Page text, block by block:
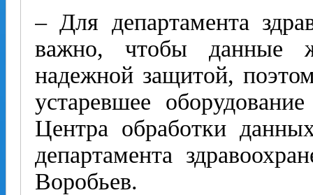
– Для департамента
важно, чтобы данные
надежной защитой,
устаревшее
Центра обработки
департамента
Воробьев.